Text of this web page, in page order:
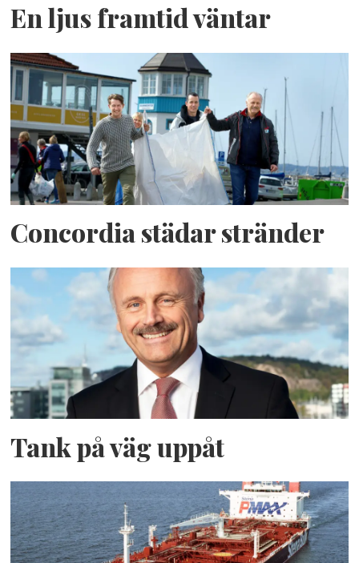
En ljus framtid väntar
Concordia städar stränder
Tank på väg uppåt